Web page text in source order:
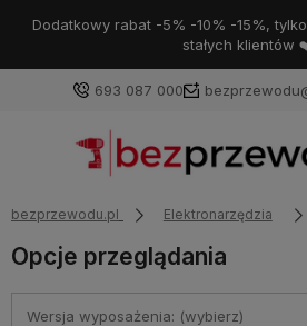
Dodatkowy rabat -5% -10% -15%,
stałych klientów
693 087 000
bezprzewodu.pl Elektronarzędzia
Opcje przeglądania
Wersja wyposażenia: (wybierz)